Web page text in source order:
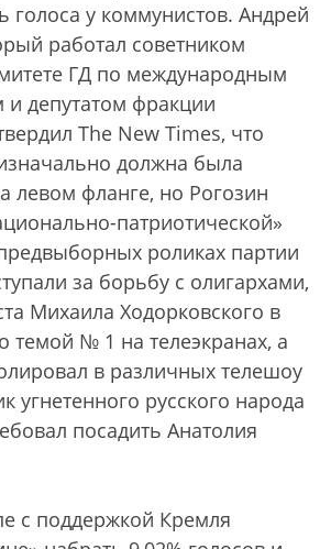
голоса у коммунистов. Андрей
работал советником
ГД по международным
и депутатом фракции
The New Times, что
должна была
левом фланге, но Рогозин
патриотической»
роликах партии
за борьбу с олигархами,
Михаила Ходорковского в
темой № 1 на телеэкранах, а
в различных телешоу
угнетенного русского народа
посадить Анатолия
с поддержкой Кремля